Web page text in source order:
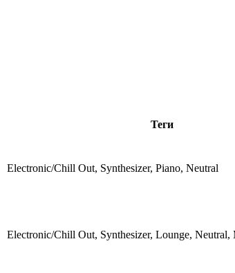
Теги
Electronic/Chill Out, Synthesizer, Piano, Neutral
Electronic/Chill Out, Synthesizer, Lounge,